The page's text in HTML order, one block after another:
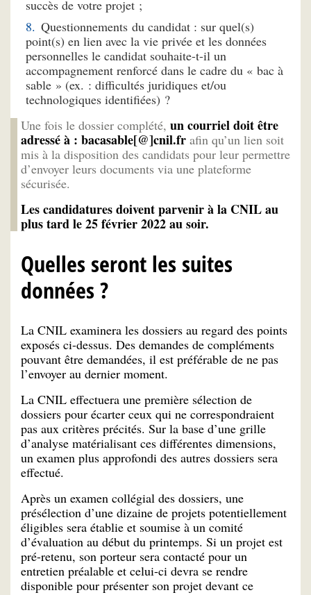
succès de votre projet ;
Questionnements du candidat : sur quel(s)
point(s) en lien avec la vie privée et les données
personnelles le candidat souhaite-t-il un
accompagnement renforcé dans le cadre du « bac à
sable » (ex. : difficultés juridiques et/ou
technologiques identifiées) ?
Une fois le dossier complété, un courriel doit être
adressé à : bacasable[@]cnil.fr afin qu’un lien soit
mis à la disposition des candidats pour leur permettre
d’envoyer leurs documents via une plateforme
sécurisée.
Les candidatures doivent parvenir à la CNIL au
plus tard le 25 février 2022 au soir.
Quelles seront les suites
données ?
La CNIL examinera les dossiers au regard des points
exposés ci-dessus. Des demandes de compléments
pouvant être demandées, il est préférable de ne pas
l’envoyer au dernier moment.
La CNIL effectuera une première sélection de
dossiers pour écarter ceux qui ne correspondraient
pas aux critères précités. Sur la base d’une grille
d’analyse matérialisant ces différentes dimensions,
un examen plus approfondi des autres dossiers sera
effectué.
Après un examen collégial des dossiers, une
présélection d’une dizaine de projets potentiellement
éligibles sera établie et soumise à un comité
d’évaluation au début du printemps. Si un projet est
pré-retenu, son porteur sera contacté pour un
entretien préalable et celui-ci devra se rendre
disponible pour présenter son projet devant ce